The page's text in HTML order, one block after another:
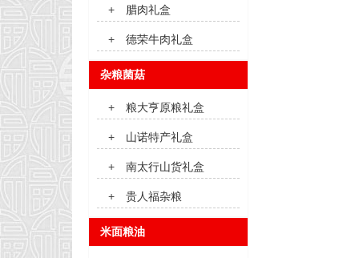
+ 腊肉礼盒
+ 德荣牛肉礼盒
杂粮菌菇
+ 粮大亨原粮礼盒
+ 山诺特产礼盒
+ 南太行山货礼盒
+ 贵人福杂粮
米面粮油